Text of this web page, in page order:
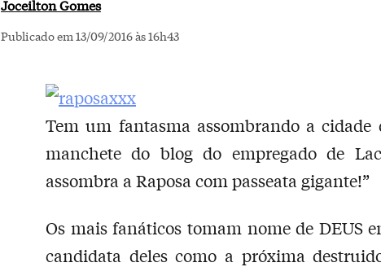
Joceilton Gomes
Publicado em 13/09/2016 às 16h43
Tem um fantasma assombrando a cidade
manchete do blog do empregado de
assombra a Raposa com passeata gigante!”
Os mais fanáticos tomam nome de DEUS
candidata deles como a próxima